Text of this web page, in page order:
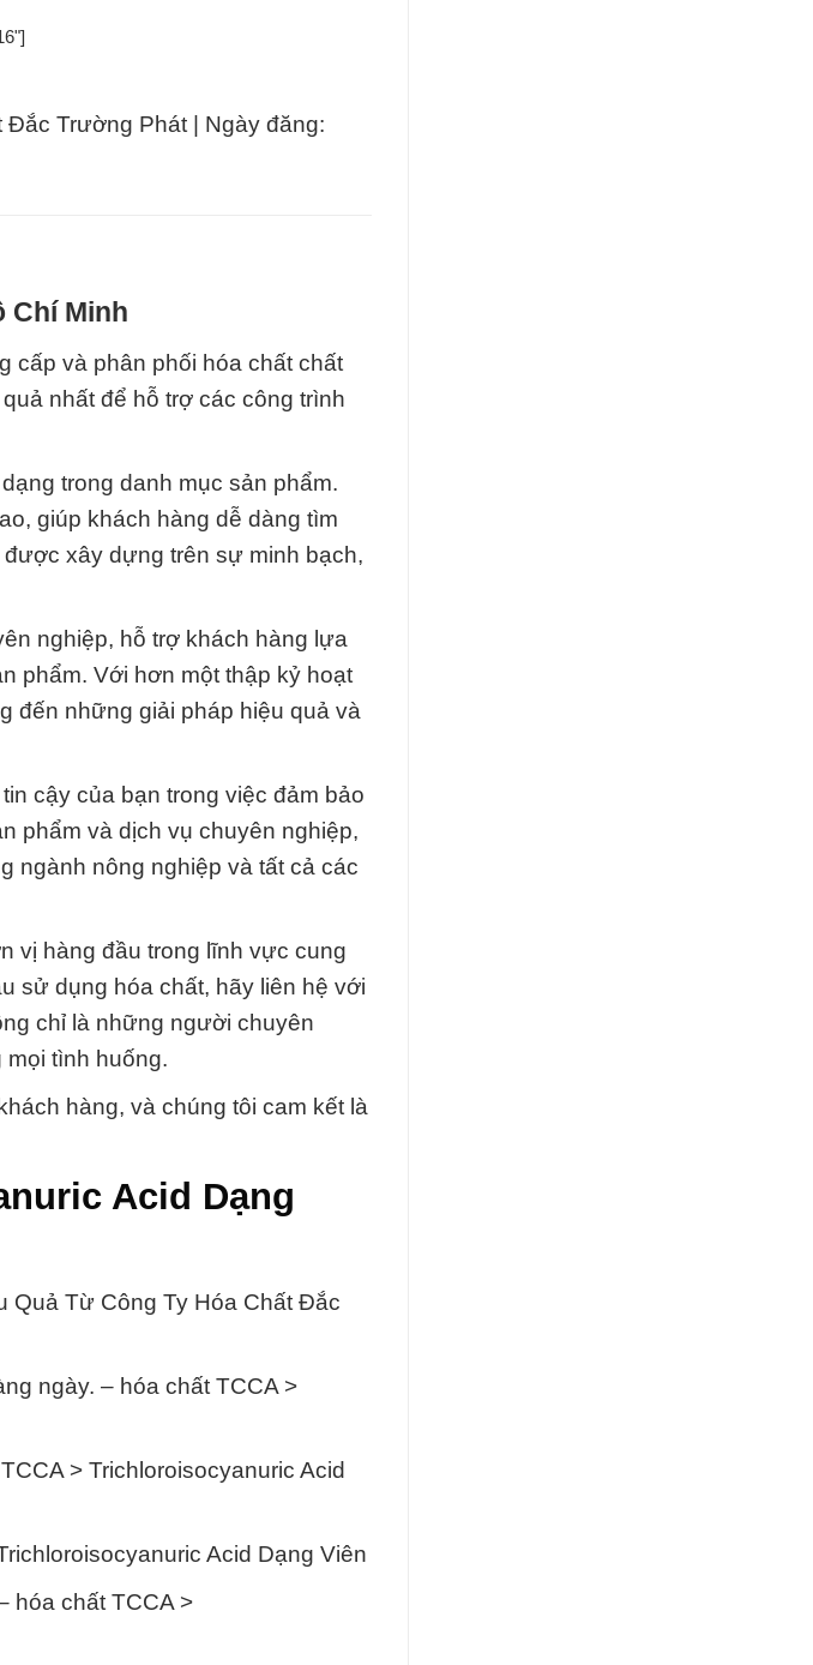
Đắc Trường Phát | Ngày đăng:
Chí Minh
cấp và phân phối hóa chất chất
nhất để hỗ trợ các công trình
trong danh mục sản phẩm.
giúp khách hàng dễ dàng tìm
xây dựng trên sự minh bạch,
nghiệp, hỗ trợ khách hàng lựa
phẩm. Với hơn một thập kỷ hoạt
đến những giải pháp hiệu quả và
cậy của bạn trong việc đảm bảo
phẩm và dịch vụ chuyên nghiệp,
ngành nông nghiệp và tất cả các
vị hàng đầu trong lĩnh vực cung
sử dụng hóa chất, hãy liên hệ với
chỉ là những người chuyên
tình huống.
hàng, và chúng tôi cam kết là
Acid Dạng
Quả Từ Công Ty Hóa Chất Đắc
ngày. – hóa chất TCCA >
> Trichloroisocyanuric Acid
Acid Dạng Viên
hóa chất TCCA >